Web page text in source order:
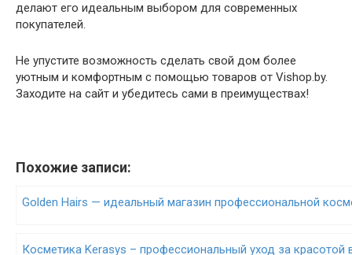
делают его идеальным выбором для современных
покупателей.
Не упустите возможность сделать свой дом более
уютным и комфортным с помощью товаров от Vishop.by.
Заходите на сайт и убедитесь сами в преимуществах!
Похожие записи:
Golden Hairs — идеальный магазин профессиональной
Косметика Kerasys – профессиональный уход за красотой